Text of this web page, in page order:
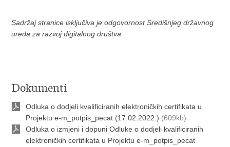
Sadržaj stranice isključiva je odgovornost Središnjeg državnog
ureda za razvoj digitalnog društva.
Dokumenti
Odluka o dodjeli kvalificiranih elektroničkih certifikata u
Projektu e-m_potpis_pecat (17.02.2022.) (609kb)
Odluka o izmjeni i dopuni Odluke o dodjeli kvalificiranih
elektroničkih certifikata u Projektu e-m_potpis_pecat